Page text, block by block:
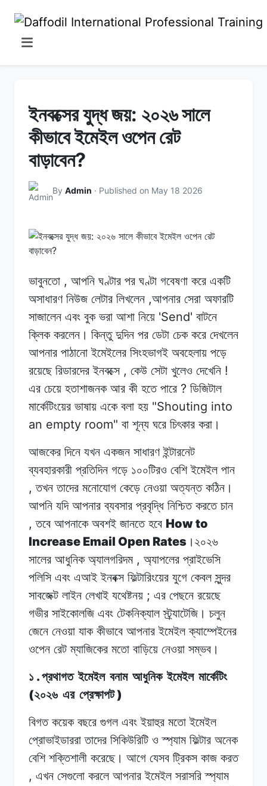
ইনবক্সের যুদ্ধ জয়: ২০২৬ সালে
কীভাবে ইমেইল ওপেন রেট
বাড়াবেন?
By Admin · Published on May 18 2026
ভাবুনতো , আপনি ঘণ্টার পর ঘণ্টা গবেষণা করে একটি
অসাধারণ নিউজ লেটার লিখলেন ,আপনার সেরা অফারটি
সাজালেন এবং বুক ভরা আশা নিয়ে 'Send' বাটনে
ক্লিক করলেন। কিন্তু দুদিন পর ডেটা চেক করে দেখলেন
আপনার পাঠানো ইমেইলের সিংহভাগই অবহেলায় পড়ে
রয়েছে রিডারদের ইনবক্সে, কেউ সেটা খুলেও দেখেনি !
এর চেয়ে হতাশাজনক আর কী হতে পারে ? ডিজিটাল
মার্কেটিংয়ের ভাষায় একে বলা হয় "Shouting into
an empty room" বা শূন্য ঘরে চিৎকার করা।
আজকের দিনে যখন একজন সাধারণ ইন্টারনেট
ব্যবহারকারী প্রতিদিন গড়ে ১০০টিরও বেশি ইমেইল পান
,তখন তাদের মনোযোগ কেড়ে নেওয়া অত্যন্ত কঠিন।
আপনি যদি আপনার ব্যবসার প্রবৃদ্ধি নিশ্চিত করতে চান
,তবে আপনাকে অবশই জানতে হবে How to
Increase Email Open Rates ।২০২৬
সালের আধুনিক অ্যালগরিদম, অ্যাপলের প্রাইভেসি
পলিসি এবং এআই ইনবক্স ফিল্টারিংয়ের যুগে কেবল সুন্দর
সাবজেক্ট লাইন লেখাই যথেষ্টনয় ; এর পেছনে রয়েছে
গভীর সাইকোলজি এবং টেকনিক্যাল স্ট্র্যাটেজি। চলুন
জেনে নেওয়া যাক কীভাবে আপনার ইমেইল ক্যাম্পেইনের
ওপেন রেট ম্যাজিকের মতো বাড়িয়ে নেওয়া সম্ভব।
১ .প্রথাগত ইমেইল বনাম আধুনিক ইমেইল মার্কেটিং
(২০২৬ এর প্রেক্ষাপট)
বিগত কয়েক বছরে গুগল এবং ইয়াহুর মতো ইমেইল
প্রোভাইডাররা তাদের সিকিউরিটি ও স্প্যাম ফিল্টার অনেক
বেশি শক্তিশালী করেছে। আগে যেসব ট্রিকস কাজ করত
, এখন সেগুলো করলে আপনার ইমেইল সরাসরি স্প্যাম